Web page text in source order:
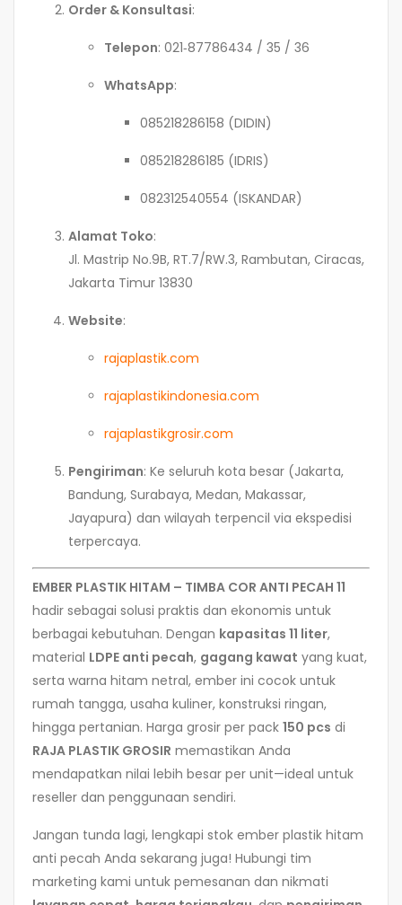
Order & Konsultasi:
Telepon: 021‑87786434 / 35 / 36
WhatsApp:
085218286158 (DIDIN)
085218286185 (IDRIS)
082312540554 (ISKANDAR)
Alamat Toko:
Jl. Mastrip No.9B, RT.7/RW.3, Rambutan, Ciracas,
Jakarta Timur 13830
Website:
rajaplastik.com
rajaplastikindonesia.com
rajaplastikgrosir.com
Pengiriman: Ke seluruh kota besar (Jakarta,
Bandung, Surabaya, Medan, Makassar,
Jayapura) dan wilayah terpencil via ekspedisi
terpercaya.
EMBER PLASTIK HITAM – TIMBA COR ANTI PECAH 11
hadir sebagai solusi praktis dan ekonomis untuk
berbagai kebutuhan. Dengan kapasitas 11 liter,
material LDPE anti pecah, gagang kawat yang kuat,
serta warna hitam netral, ember ini cocok untuk
rumah tangga, usaha kuliner, konstruksi ringan,
hingga pertanian. Harga grosir per pack 150 pcs di
RAJA PLASTIK GROSIR memastikan Anda
mendapatkan nilai lebih besar per unit—ideal untuk
reseller dan penggunaan sendiri.
Jangan tunda lagi, lengkapi stok ember plastik hitam
anti pecah Anda sekarang juga! Hubungi tim
marketing kami untuk pemesanan dan nikmati